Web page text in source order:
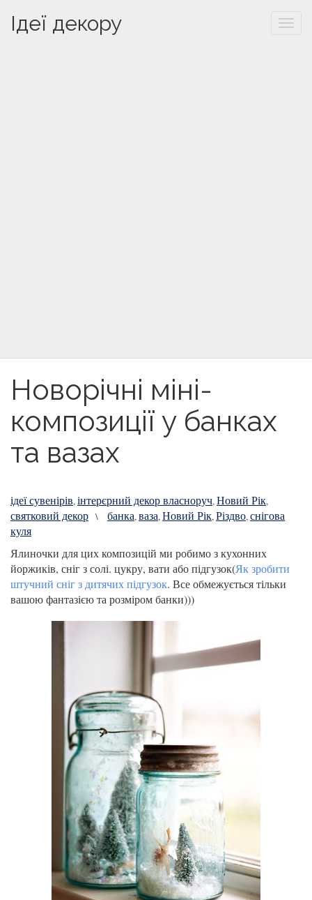
Ідеї декору
Новорічні міні-
композиції у банках
та вазах
ідеї сувенірів,інтерєрний декор власноруч,Новий Рік,
святковий декор \ банка,ваза,Новий Рік,Різдво,снігова
куля
Ялиночки для цих композицій ми робимо з кухонних
йоржиків, сніг з солі. цукру, вати або підгузок(Як зробити
штучний сніг з дитячих підгузок. Все обмежується тільки
вашою фантазією та розміром банки)))